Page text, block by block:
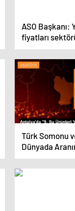
ASO Başkanı:
fiyatları
etkiliyor
Türk Somonu
Dünyada
Geldi